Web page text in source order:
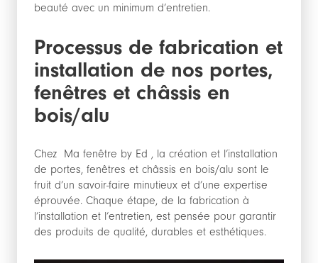
beauté avec un minimum d’entretien.
Processus de fabrication et
installation de nos portes,
fenêtres et châssis en
bois/alu
Chez Ma fenêtre by Ed , la création et l’installation
de portes, fenêtres et châssis en bois/alu sont le
fruit d’un savoir-faire minutieux et d’une expertise
éprouvée. Chaque étape, de la fabrication à
l’installation et l’entretien, est pensée pour garantir
des produits de qualité, durables et esthétiques.